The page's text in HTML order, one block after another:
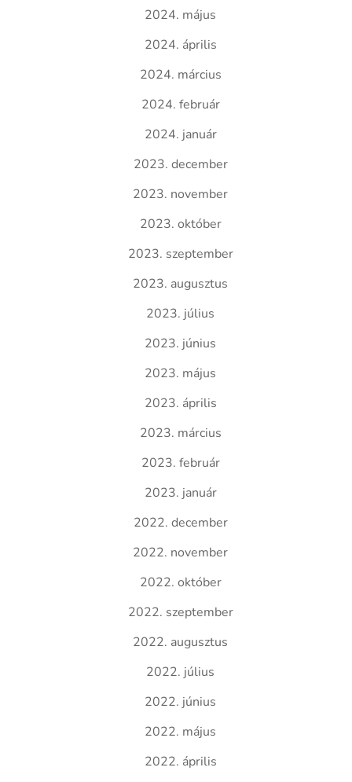
2024. május
2024. április
2024. március
2024. február
2024. január
2023. december
2023. november
2023. október
2023. szeptember
2023. augusztus
2023. július
2023. június
2023. május
2023. április
2023. március
2023. február
2023. január
2022. december
2022. november
2022. október
2022. szeptember
2022. augusztus
2022. július
2022. június
2022. május
2022. április